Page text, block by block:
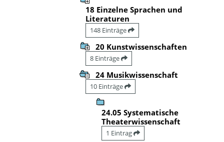
18 Einzelne Sprachen und
Literaturen
148 Einträge
20 Kunstwissenschaften
8 Einträge
24 Musikwissenschaft
10 Einträge
24.05 Systematische
Theaterwissenschaft
1 Eintrag